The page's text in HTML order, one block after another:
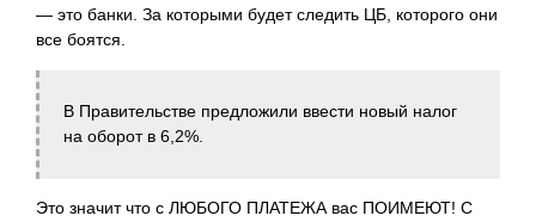
— это банки. За которыми будет следить ЦБ, которого они
все боятся.
В Правительстве предложили ввести новый налог
на оборот в 6,2%.
Это значит что с ЛЮБОГО ПЛАТЕЖА вас ПОИМЕЮТ! С